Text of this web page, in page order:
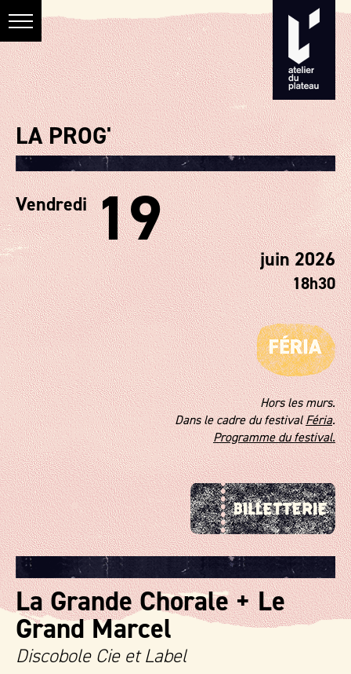
LA PROG'
La Grande Chorale + Le
Grand Marcel
Discobole Cie et Label
Vendredi 19 juin 2026
18h30
Hors les murs.
Dans le cadre du festivalFéria.
Programme du festival.